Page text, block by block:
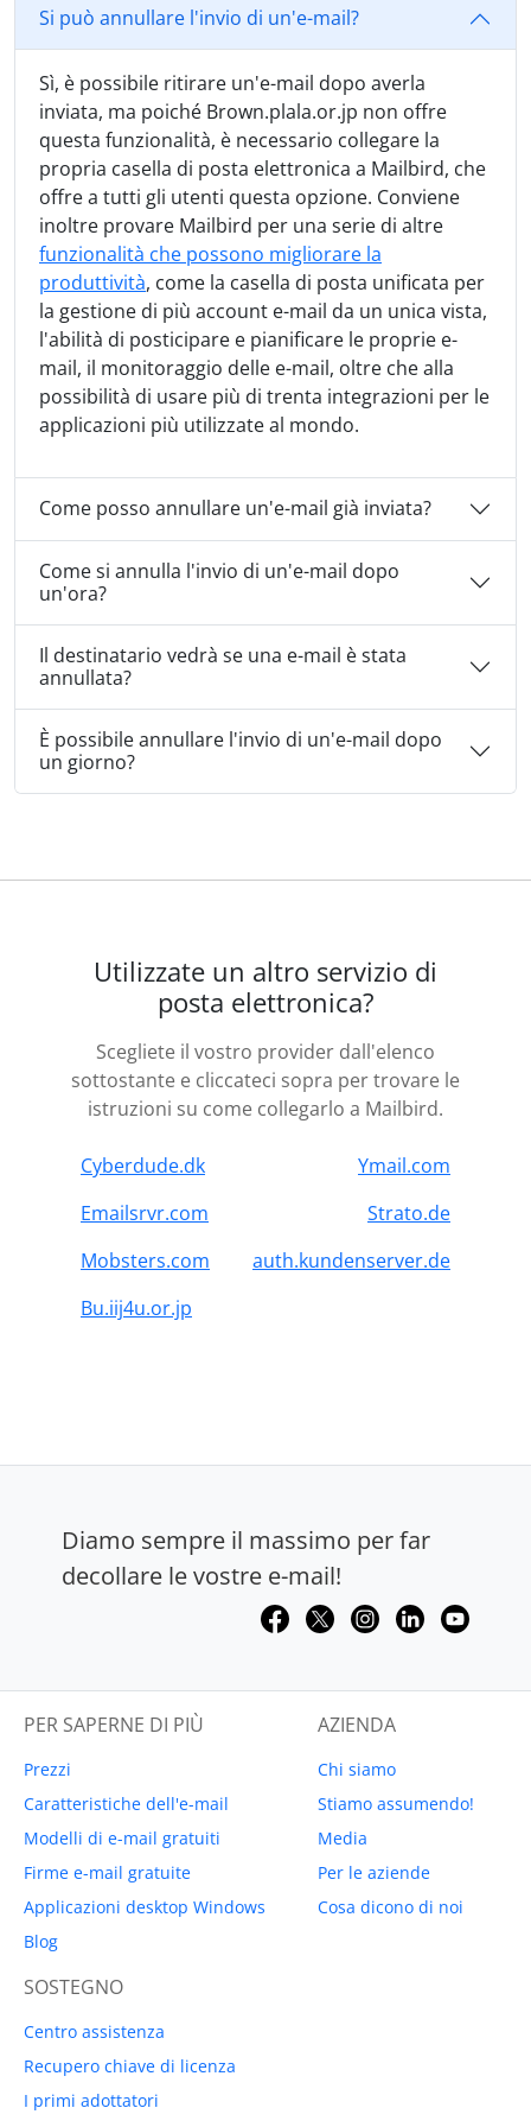
Si può annullare l'invio di un'e-mail?
Sì, è possibile ritirare un'e-mail dopo averla
inviata, ma poiché Brown.plala.or.jp non offre
questa funzionalità, è necessario collegare la
propria casella di posta elettronica a Mailbird, che
offre a tutti gli utenti questa opzione. Conviene
inoltre provare Mailbird per una serie di altre
funzionalità che possono migliorare la
produttività, come la casella di posta unificata per
la gestione di più account e-mail da un unica vista,
l'abilità di posticipare e pianificare le proprie e-
mail, il monitoraggio delle e-mail, oltre che alla
possibilità di usare più di trenta integrazioni per le
applicazioni più utilizzate al mondo.
Come posso annullare un'e-mail già inviata?
Come si annulla l'invio di un'e-mail dopo
un'ora?
Il destinatario vedrà se una e-mail è stata
annullata?
È possibile annullare l'invio di un'e-mail dopo
un giorno?
Utilizzate un altro servizio di
posta elettronica?
Scegliete il vostro provider dall'elenco
sottostante e cliccateci sopra per trovare le
istruzioni su come collegarlo a Mailbird.
Cyberdude.dk
Ymail.com
Emailsrvr.com
Strato.de
Mobsters.com
auth.kundenserver.de
Bu.iij4u.or.jp
Diamo sempre il massimo per far
decollare le vostre e-mail!
PER SAPERNE DI PIÙ
Prezzi
Caratteristiche dell'e-mail
Modelli di e-mail gratuiti
Firme e-mail gratuite
Applicazioni desktop Windows
Blog
AZIENDA
Chi siamo
Stiamo assumendo!
Media
Per le aziende
Cosa dicono di noi
SOSTEGNO
Centro assistenza
Recupero chiave di licenza
I primi adottatori